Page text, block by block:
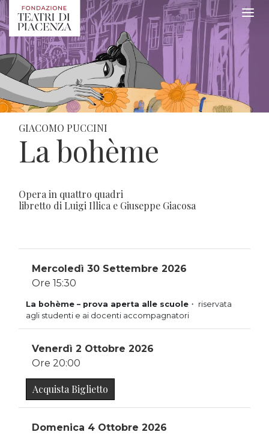
GIACOMO PUCCINI
La bohème
Opera in quattro quadri
libretto di Luigi Illica e Giuseppe Giacosa
Mercoledì 30 Settembre 2026
Ore 15:30
La bohème – prova aperta alle scuole ・ riservata
agli studenti e ai docenti accompagnatori
Venerdì 2 Ottobre 2026
Ore 20:00
Acquista Biglietto
Domenica 4 Ottobre 2026